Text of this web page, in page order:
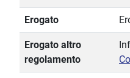
Erogato
Erogato altro
regolamento